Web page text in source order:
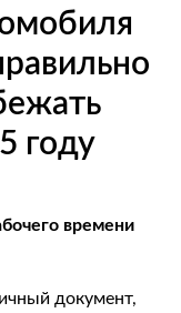
году
времени
документ,